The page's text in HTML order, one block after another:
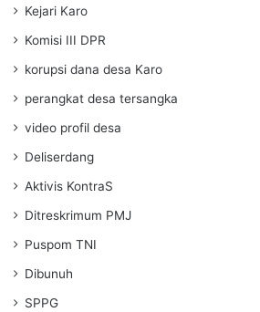
Kejari Karo
Komisi III DPR
korupsi dana desa Karo
perangkat desa tersangka
video profil desa
Deliserdang
Aktivis KontraS
Ditreskrimum PMJ
Puspom TNI
Dibunuh
SPPG